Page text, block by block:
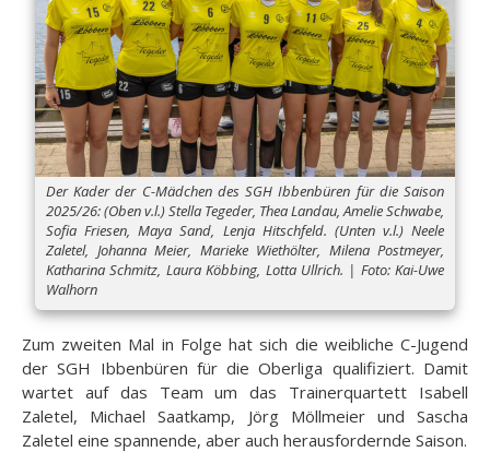
Der Kader der C-Mädchen des SGH Ibbenbüren für die Saison
2025/26: (Oben v.l.) Stella Tegeder, Thea Landau, Amelie Schwabe,
Sofia Friesen, Maya Sand, Lenja Hitschfeld. (Unten v.l.) Neele
Zaletel, Johanna Meier, Marieke Wiethölter, Milena Postmeyer,
Katharina Schmitz, Laura Köbbing, Lotta Ullrich. | Foto: Kai-Uwe
Walhorn
Zum zweiten Mal in Folge hat sich die weibliche C-Jugend
der SGH Ibbenbüren für die Oberliga qualifiziert. Damit
wartet auf das Team um das Trainerquartett Isabell
Zaletel, Michael Saatkamp, Jörg Möllmeier und Sascha
Zaletel eine spannende, aber auch herausfordernde Saison.